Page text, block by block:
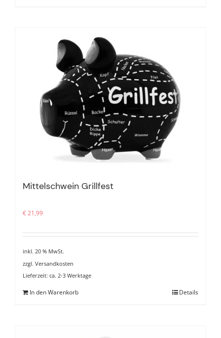
Mittelschwein Grillfest
€21,99
inkl. 20 % MwSt.
zzgl. Versandkosten
Lieferzeit: ca. 2-3 Werktage
In den Warenkorb Details